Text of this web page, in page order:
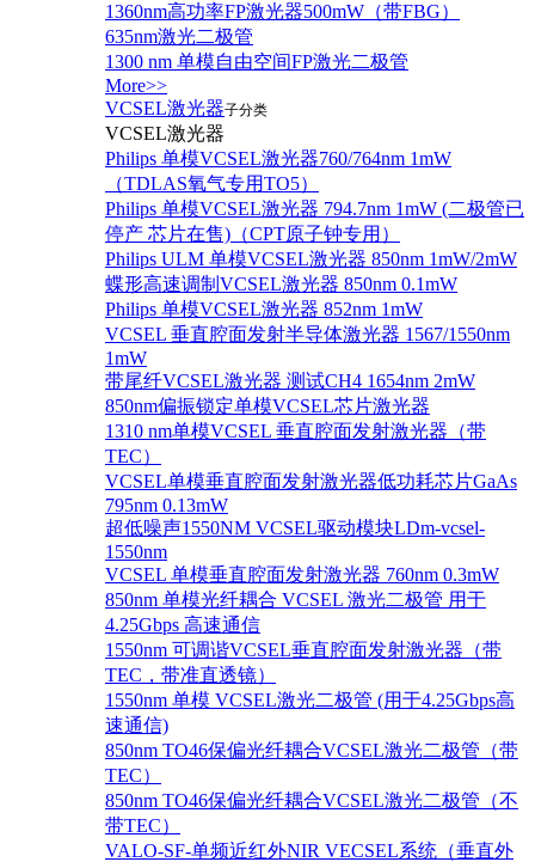
1360nm高功率FP激光器500mW（带FBG）
635nm激光二极管
1300 nm 单模自由空间FP激光二极管
More>>
VCSEL激光器子分类
VCSEL激光器
Philips 单模VCSEL激光器760/764nm 1mW
（TDLAS氧气专用TO5）
Philips 单模VCSEL激光器 794.7nm 1mW (二极管已
停产 芯片在售)（CPT原子钟专用）
Philips ULM 单模VCSEL激光器 850nm 1mW/2mW
蝶形高速调制VCSEL激光器 850nm 0.1mW
Philips 单模VCSEL激光器 852nm 1mW
VCSEL 垂直腔面发射半导体激光器 1567/1550nm
1mW
带尾纤VCSEL激光器 测试CH4 1654nm 2mW
850nm偏振锁定单模VCSEL芯片激光器
1310 nm单模VCSEL 垂直腔面发射激光器（带
TEC）
VCSEL单模垂直腔面发射激光器低功耗芯片GaAs
795nm 0.13mW
超低噪声1550NM VCSEL驱动模块LDm-vcsel-
1550nm
VCSEL 单模垂直腔面发射激光器 760nm 0.3mW
850nm 单模光纤耦合 VCSEL 激光二极管 用于
4.25Gbps 高速通信
1550nm 可调谐VCSEL垂直腔面发射激光器（带
TEC，带准直透镜）
1550nm 单模 VCSEL激光二极管 (用于4.25Gbps高
速通信)
850nm TO46保偏光纤耦合VCSEL激光二极管（带
TEC）
850nm TO46保偏光纤耦合VCSEL激光二极管（不
带TEC）
VALO-SF-单频近红外NIR VECSEL系统（垂直外